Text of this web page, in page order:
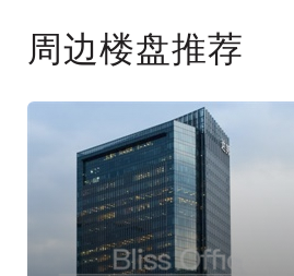
周边楼盘推荐